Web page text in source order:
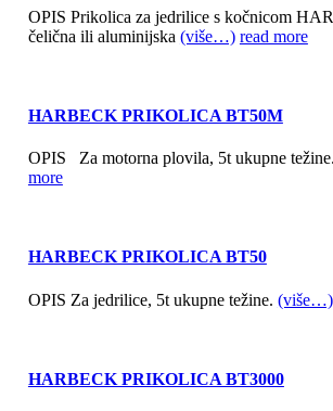
OPIS Prikolica za jedrilice s kočnicom
čelična ili aluminijska (više…) read more
HARBECK PRIKOLICA BT50M
OPIS Za motorna plovila, 5t ukupne težine.
more
HARBECK PRIKOLICA BT50
OPIS Za jedrilice, 5t ukupne težine. (više…)
HARBECK PRIKOLICA BT3000